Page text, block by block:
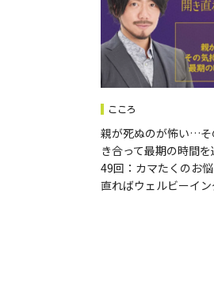
こころ
親が死ぬのが怖い…そ
き合って最期の時間
49回：カマたくのお
直ればウェルビーイン